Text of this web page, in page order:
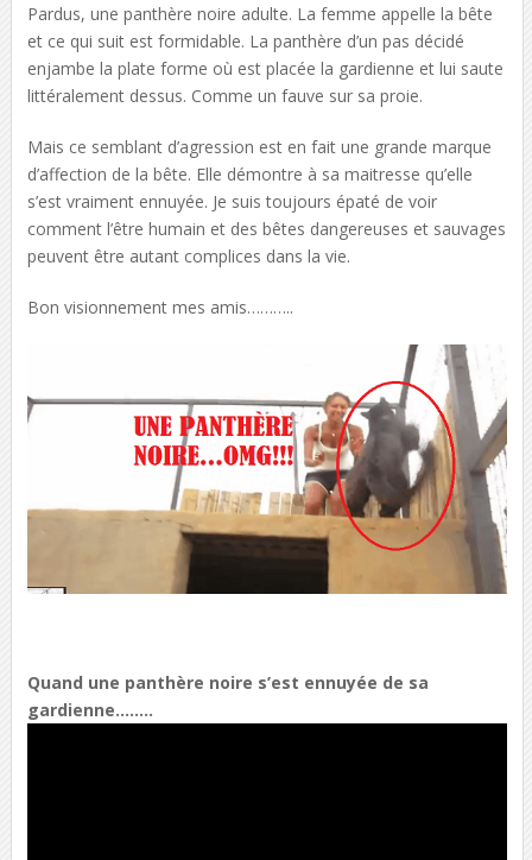
Pardus, une panthère noire adulte. La femme appelle la bête
et ce qui suit est formidable. La panthère d’un pas décidé
enjambe la plate forme où est placée la gardienne et lui saute
littéralement dessus. Comme un fauve sur sa proie.
Mais ce semblant d’agression est en fait une grande marque
d’affection de la bête. Elle démontre à sa maitresse qu’elle
s’est vraiment ennuyée. Je suis toujours épaté de voir
comment l’être humain et des bêtes dangereuses et sauvages
peuvent être autant complices dans la vie.
Bon visionnement mes amis………..
Quand une panthère noire s’est ennuyée de sa
gardienne……..